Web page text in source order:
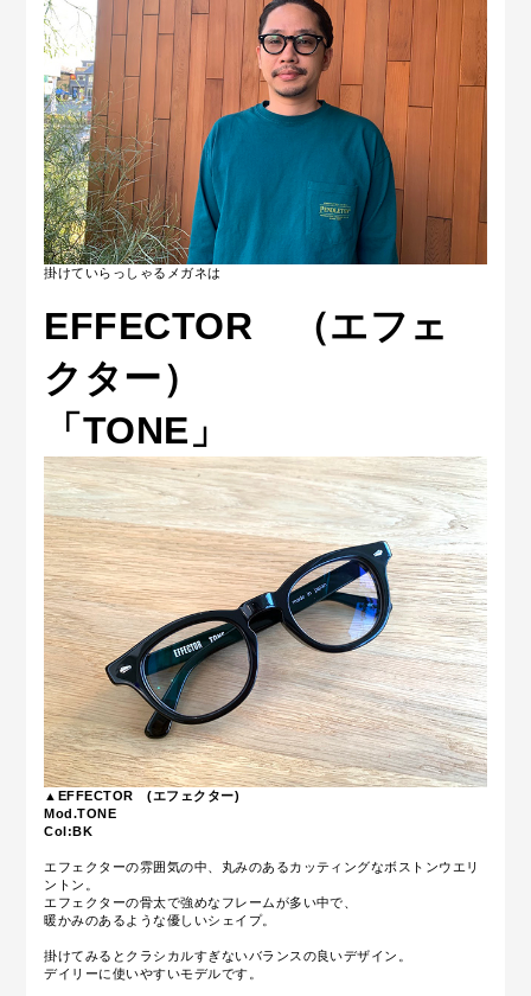
掛けていらっしゃるメガネは
EFFECTOR （エフェ
クター）
「TONE」
▲EFFECTOR (エフェクター)
Mod.TONE
Col:BK
エフェクターの雰囲気の中、丸みのあるカッティングなボストンウエリ
ントン。
エフェクターの骨太で強めなフレームが多い中で、
暖かみのあるような優しいシェイプ。
掛けてみるとクラシカルすぎないバランスの良いデザイン。
デイリーに使いやすいモデルです。